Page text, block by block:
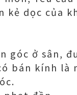
dọc của
góc ở sân,
bán kính là